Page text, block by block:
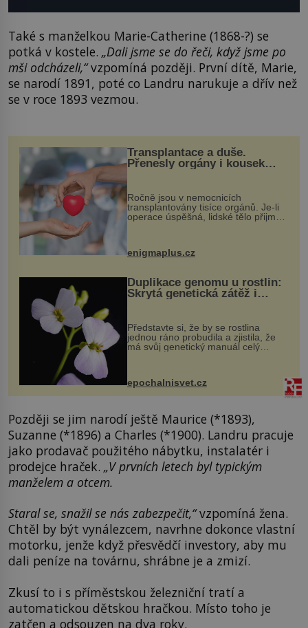
Také s manželkou Marie-Catherine (1868-?) se
potká v kostele. „Dali jsme se do řeči, když jsme po
mši odcházeli,“vzpomíná později. První dítě, Marie,
se narodí 1891, poté co Landru narukuje a dřív než
se v roce 1893 vezmou.
Transplantace a duše.
Přenesly orgány i kousek
Ročně jsou v nemocnicích
transplantovány tisíce orgánů. Je-li
operace úspěšná, lidské tělo přijme
enigmaplus.cz
Duplikace genomu u rostlin:
Skrytá genetická zátěž i
Představte si, že by se rostlina
jednou ráno probudila a zjistila, že
má svůj genetický manuál celý
vstupenka...
epochalnisvet.cz
Později se jim narodí ještě Maurice (*1893),
Suzanne (*1896) a Charles (*1900). Landru pracuje
jako prodavač použitého nábytku, instalatér i
prodejce hraček. „V prvních letech byl typickým
manželem a otcem.
Staral se, snažil se nás zabezpečit,“vzpomíná žena.
Chtěl by být vynálezcem, navrhne dokonce vlastní
motorku, jenže když přesvědčí investory, aby mu
dali peníze na továrnu, shrábne je a zmizí.
Zkusí to i s příměstskou železniční tratí a
automatickou dětskou hračkou. Místo toho je
zatčen a odsouzen na dva roky.